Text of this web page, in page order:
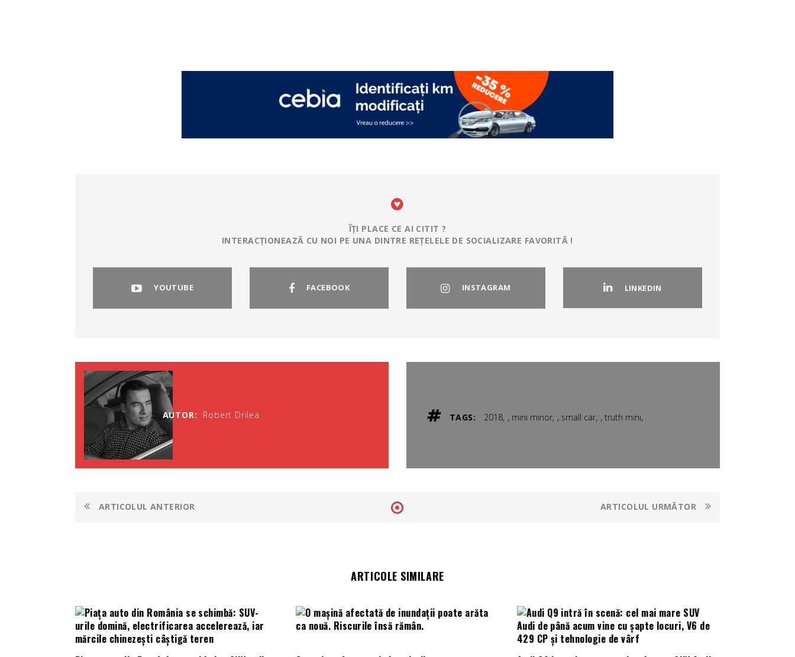
ÎȚI PLACE CE AI CITIT ?
INTERACȚIONEAZĂ CU NOI PE UNA DINTRE REȚELELE DE SOCIALIZARE FAVORITĂ !
YOUTUBE FACEBOOK INSTAGRAM LINKEDIN
AUTOR: Robert Drilea TAGS: 2018 , mini minor , small car ,truth mini,
ARTICOLUL ANTERIOR ARTICOLUL URMĂTOR
ARTICOLE SIMILARE